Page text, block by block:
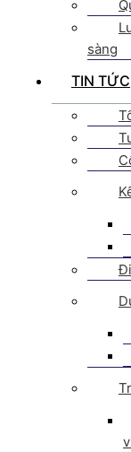
sàng
TIN TỨC